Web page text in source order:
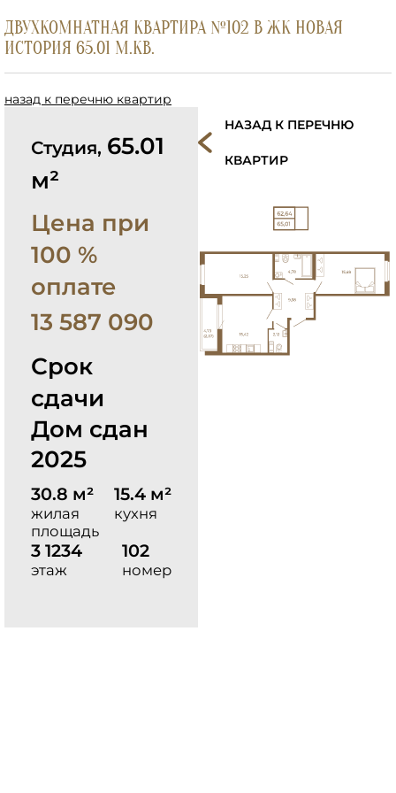
ДВУХКОМНАТНАЯ КВАРТИРА №102 В ЖК НОВАЯ
ИСТОРИЯ 65.01 М.КВ.
назад к перечню квартир
Студия, 65.01
м²
Цена при
100 %
оплате
13 587 090
Срок
сдачи
Дом сдан
2025
30.8 м²
жилая
площадь
15.4 м²
кухня
3 1234
этаж
102
номер
НАЗАД К ПЕРЕЧНЮ
КВАРТИР